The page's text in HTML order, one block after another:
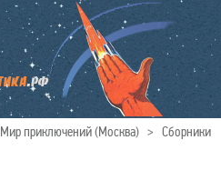
Мир приключений (Москва) > Сборники